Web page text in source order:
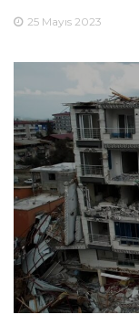
25 Mayıs 2023